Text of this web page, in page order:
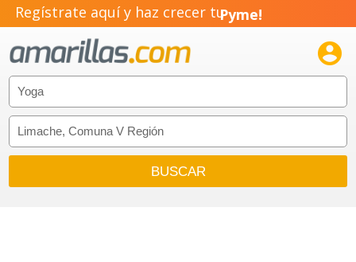
Regístrate aquí y haz crecer tuPyme!
Emprendimiento!
